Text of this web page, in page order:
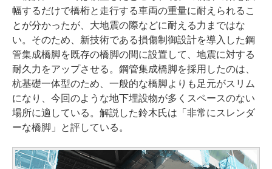
幅するだけで橋桁と走行する車両の重量に耐えられるこ
とが分かったが、大地震の際などに耐える力まではな
い。そのため、新技術である損傷制御設計を導入した鋼
管集成橋脚を既存の橋脚の間に設置して、地震に対する
耐久力をアップさせる。鋼管集成橋脚を採用したのは、
杭基礎一体型のため、一般的な橋脚よりも足元がスリム
になり、今回のような地下埋設物が多くスペースのない
場所に適している。解説した鈴木氏は「非常にスレンダ
ーな橋脚」と評している。